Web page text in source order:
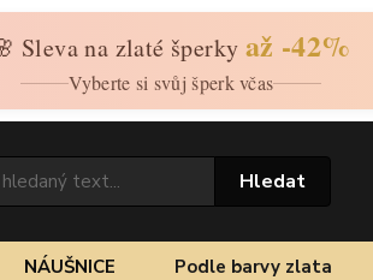
Sleva na zlaté šperky až -42%
Vyberte si svůj šperk včas
Hledat
NÁUŠNICE Podle barvy zlata